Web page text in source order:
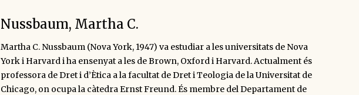
Nussbaum, Martha C.
Martha C. Nussbaum (Nova York, 1947) va estudiar a les universitats de Nova
York i Harvard i ha ensenyat a les de Brown, Oxford i Harvard. Actualment és
professora de Dret i d’Ètica a la facultat de Dret i Teologia de la Universitat de
Chicago, on ocupa la càtedra Ernst Freund. És membre del Departament de